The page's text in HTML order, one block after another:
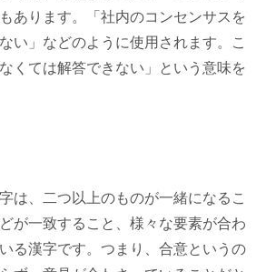
あります。「社内のコンセンサスを
い」などのように使用されます。こ
くては解答できない」という意味を
は、二つ以上のものが一緒になるこ
が一致すること、様々な要素が合わ
る漢字です。つまり、合意というの